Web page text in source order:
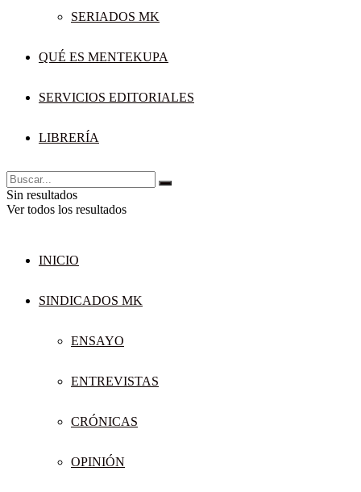
SERIADOS MK
QUÉ ES MENTEKUPA
SERVICIOS EDITORIALES
LIBRERÍA
Sin resultados
Ver todos los resultados
INICIO
SINDICADOS MK
ENSAYO
ENTREVISTAS
CRÓNICAS
OPINIÓN